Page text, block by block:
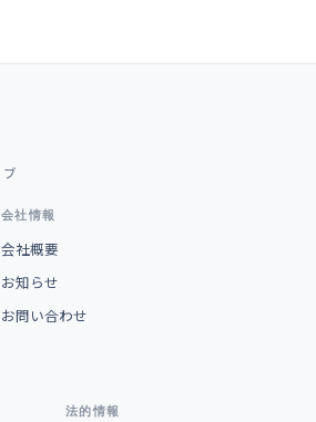
会社情報
会社概要
お知らせ
お問い合わせ
法的情報